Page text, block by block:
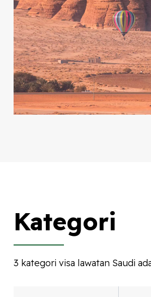
Kategori
3 kategori visa lawatan Saudi